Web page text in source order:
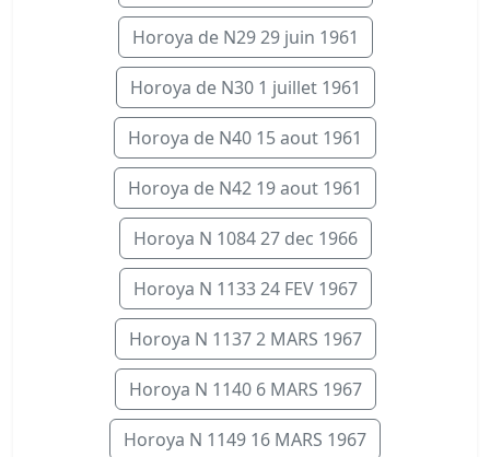
Horoya de N29 29 juin 1961
Horoya de N30 1 juillet 1961
Horoya de N40 15 aout 1961
Horoya de N42 19 aout 1961
Horoya N 1084 27 dec 1966
Horoya N 1133 24 FEV 1967
Horoya N 1137 2 MARS 1967
Horoya N 1140 6 MARS 1967
Horoya N 1149 16 MARS 1967